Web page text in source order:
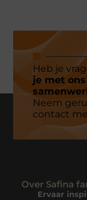
Heb je
je met ons
Neem
contact
Over Safina
Ervaar